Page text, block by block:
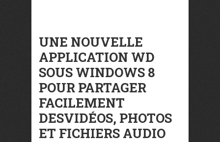
UNE NOUVELLE
APPLICATION WD
SOUS WINDOWS 8
POUR PARTAGER
FACILEMENT
DESVIDÉOS, PHOTOS
ET FICHIERS AUDIO